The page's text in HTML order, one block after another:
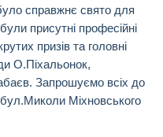
справжнє свято для
присутні професійні
призів та головні
О.Піхальонок,
Запрошуємо всіх до
Міхновського